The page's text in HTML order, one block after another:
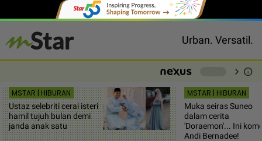
Urban. Versatil.
chevron_right info
MSTAR | HIBURAN
Ustaz selebriti cerai isteri
hamil tujuh bulan demi
janda anak satu
MSTAR | HIBURAN
Muka seiras Suneo
dalam cerita
'Doraemon'... Ini
Andi Bernadee!